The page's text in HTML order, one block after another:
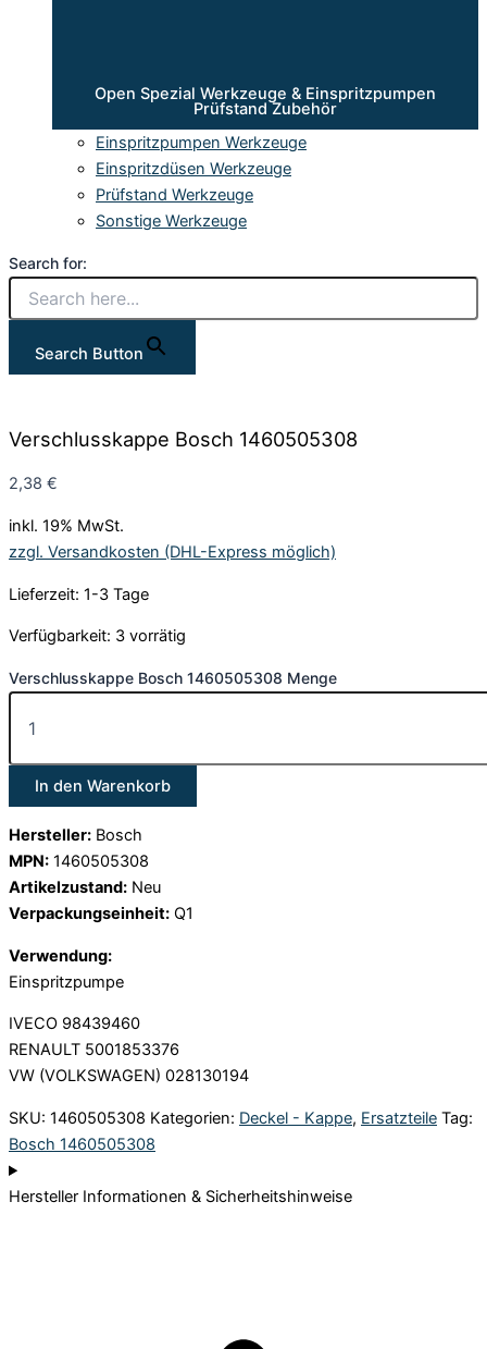
Open Spezial Werkzeuge & Einspritzpumpen
Prüfstand Zubehör
Einspritzpumpen Werkzeuge
Einspritzdüsen Werkzeuge
Prüfstand Werkzeuge
Sonstige Werkzeuge
Search for:
Search Button
Verschlusskappe Bosch 1460505308
2,38 €
inkl. 19% MwSt.
zzgl. Versandkosten (DHL-Express möglich)
Lieferzeit: 1-3 Tage
Verfügbarkeit: 3 vorrätig
Verschlusskappe Bosch 1460505308 Menge
In den Warenkorb
Hersteller: Bosch
MPN: 1460505308
Artikelzustand: Neu
Verpackungseinheit: Q1
Verwendung:
Einspritzpumpe
IVECO 98439460
RENAULT 5001853376
VW (VOLKSWAGEN) 028130194
SKU: 1460505308 Kategorien: Deckel - Kappe, Ersatzteile Tag:
Bosch 1460505308
Hersteller Informationen & Sicherheitshinweise